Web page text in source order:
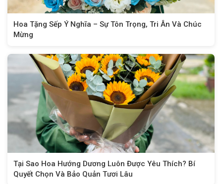
Hoa Tặng Sếp Ý Nghĩa – Sự Tôn Trọng, Tri Ân Và Chúc
Mừng
Tại Sao Hoa Hướng Dương Luôn Được Yêu Thích? Bí
Quyết Chọn Và Bảo Quản Tươi Lâu